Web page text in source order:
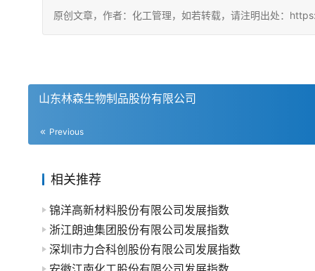
原创文章，作者：化工管理，如若转载，请注明出处：
山东林森生物制品股份有限公司
Previous
相关推荐
锦洋高新材料股份有限公司发展指数
浙江朗迪集团股份有限公司发展指数
深圳市力合科创股份有限公司发展指数